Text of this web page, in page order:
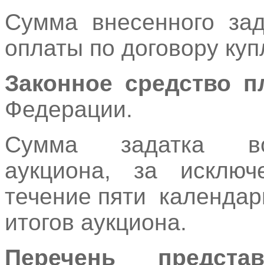
Сумма внесенного
оплаты по договору
Законное средство
Федерации.
Сумма задатка
аукциона, за
течение пяти
итогов аукциона.
Перечень